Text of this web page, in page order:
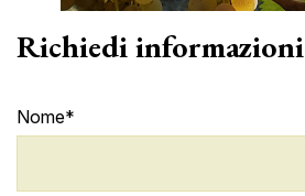
Richiedi informazioni
Nome*